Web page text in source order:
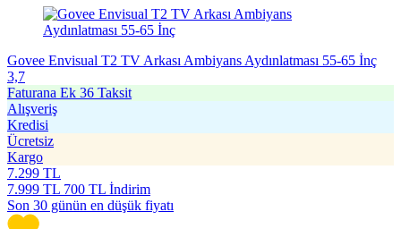
Govee Envisual T2 TV Arkası Ambiyans Aydınlatması 55-65 İnç
3,7
Faturana Ek 36 Taksit
Alışveriş
Kredisi
Ücretsiz
Kargo
7.299 TL
7.999 TL 700 TL İndirim
Son 30 günün en düşük fiyatı